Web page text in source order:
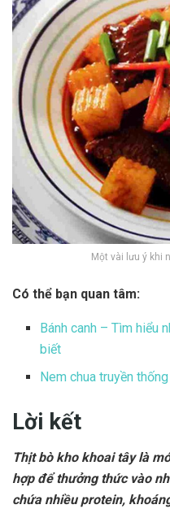
Một vài lưu ý khi
Có thể bạn quan tâm:
Bánh canh – Tìm hiểu
biết
Nem chua truyền
Lời kết
Thịt bò kho khoai tây là
hợp để thưởng thức vào
chứa nhiều protein,